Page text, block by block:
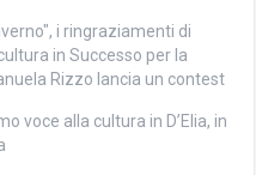
i ringraziamenti di
in Successo per la
Rizzo lancia un contest
voce alla cultura in D’Elia, in